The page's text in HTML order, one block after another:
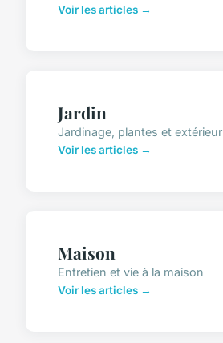
Voir les articles →
Jardin
Jardinage, plantes et extérieur
Voir les articles →
Maison
Entretien et vie à la maison
Voir les articles →